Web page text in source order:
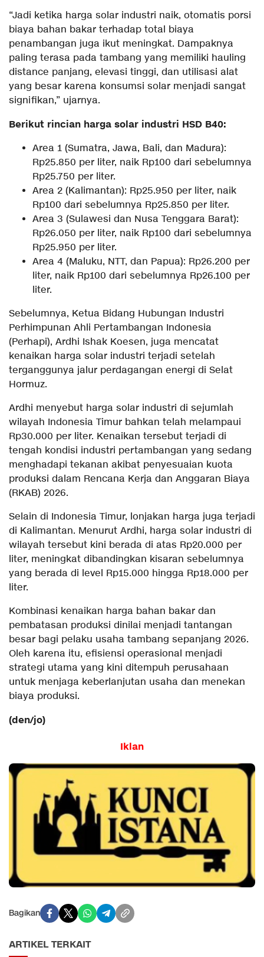
“Jadi ketika harga solar industri naik, otomatis porsi
biaya bahan bakar terhadap total biaya
penambangan juga ikut meningkat. Dampaknya
paling terasa pada tambang yang memiliki hauling
distance panjang, elevasi tinggi, dan utilisasi alat
yang besar karena konsumsi solar menjadi sangat
signifikan,” ujarnya.
Berikut rincian harga solar industri HSD B40:
Area 1 (Sumatra, Jawa, Bali, dan Madura):
Rp25.850 per liter, naik Rp100 dari sebelumnya
Rp25.750 per liter.
Area 2 (Kalimantan): Rp25.950 per liter, naik
Rp100 dari sebelumnya Rp25.850 per liter.
Area 3 (Sulawesi dan Nusa Tenggara Barat):
Rp26.050 per liter, naik Rp100 dari sebelumnya
Rp25.950 per liter.
Area 4 (Maluku, NTT, dan Papua): Rp26.200 per
liter, naik Rp100 dari sebelumnya Rp26.100 per
liter.
Sebelumnya, Ketua Bidang Hubungan Industri
Perhimpunan Ahli Pertambangan Indonesia
(Perhapi), Ardhi Ishak Koesen, juga mencatat
kenaikan harga solar industri terjadi setelah
terganggunya jalur perdagangan energi di Selat
Hormuz.
Ardhi menyebut harga solar industri di sejumlah
wilayah Indonesia Timur bahkan telah melampaui
Rp30.000 per liter. Kenaikan tersebut terjadi di
tengah kondisi industri pertambangan yang sedang
menghadapi tekanan akibat penyesuaian kuota
produksi dalam Rencana Kerja dan Anggaran Biaya
(RKAB) 2026.
Selain di Indonesia Timur, lonjakan harga juga terjadi
di Kalimantan. Menurut Ardhi, harga solar industri di
wilayah tersebut kini berada di atas Rp20.000 per
liter, meningkat dibandingkan kisaran sebelumnya
yang berada di level Rp15.000 hingga Rp18.000 per
liter.
Kombinasi kenaikan harga bahan bakar dan
pembatasan produksi dinilai menjadi tantangan
besar bagi pelaku usaha tambang sepanjang 2026.
Oleh karena itu, efisiensi operasional menjadi
strategi utama yang kini ditempuh perusahaan
untuk menjaga keberlanjutan usaha dan menekan
biaya produksi.
(den/jo)
Iklan
Bagikan
ARTIKEL TERKAIT